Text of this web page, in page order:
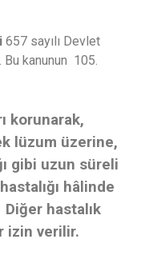
657 sayılı Devlet
kanunun 105.
korunarak,
lüzum üzerine,
gibi uzun süreli
hâlinde
hastalık
izin verilir.